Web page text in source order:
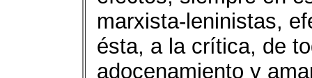
marxista-leninistas,
ésta, a la crítica, de
adocenamiento y